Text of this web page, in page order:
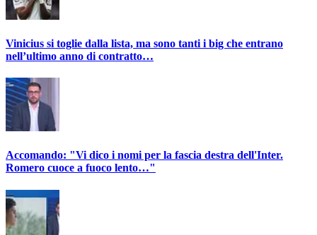
Vinicius si toglie dalla lista, ma sono tanti i big che entrano
nell’ultimo anno di contratto…
Accomando: "Vi dico i nomi per la fascia destra dell'Inter.
Romero cuoce a fuoco lento…"